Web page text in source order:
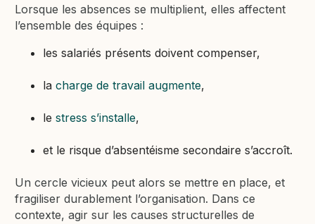
Lorsque les absences se multiplient, elles affectent
l’ensemble des équipes :
les salariés présents doivent compenser,
lacharge de travail augmente,
lestress s’installe,
et le risque d’absentéisme secondaire s’accroît.
Un cercle vicieux peut alors se mettre en place, et
fragiliser durablement l’organisation. Dans ce
contexte, agir sur les causes structurelles de